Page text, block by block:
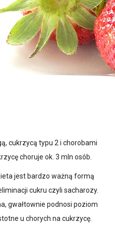
cukrzycą typu 2 i chorobami
choruje ok. 3 mln osób.
jest bardzo ważną formą
cukru czyli sacharozy.
gwałtownie podnosi poziom
u chorych na cukrzycę.